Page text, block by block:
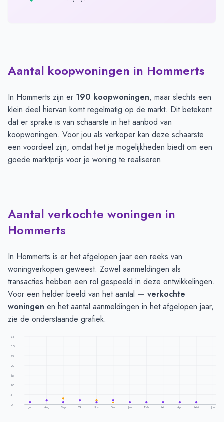
Aantal koopwoningen in Hommerts
In Hommerts zijn er 190 koopwoningen, maar slechts een
klein deel hiervan komt regelmatig op de markt. Dit betekent
dat er sprake is van schaarste in het aanbod van
koopwoningen. Voor jou als verkoper kan deze schaarste
een voordeel zijn, omdat het je mogelijkheden biedt om een
goede marktprijs voor je woning te realiseren.
Aantal verkochte woningen in
Hommerts
In Hommerts is er het afgelopen jaar een reeks van
woningverkopen geweest. Zowel aanmeldingen als
transacties hebben een rol gespeeld in deze ontwikkelingen.
Voor een helder beeld van het aantal — verkochte
woningen en het aantal aanmeldingen in het afgelopen jaar,
zie de onderstaande grafiek:
35
30
25
20
15
10
5
0
Jul Aug Sep Okt Nov Dec Jan Feb Mrt Apr Mei Jun